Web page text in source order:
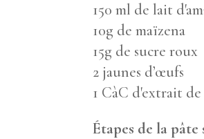
150 ml de lait
10g de maïzena
15g de sucre roux
2 jaunes d’œufs
1 CàC d'extrait
Étapes de la pâte